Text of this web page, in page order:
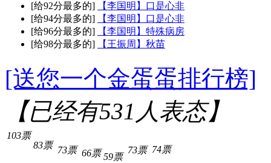
[给92分最多的]
【李国明】口是心非
[给94分最多的]
【李国明】口是心非
[给96分最多的]
【李国明】特殊病房
[给98分最多的]
【王振周】秋苗
[送您一个金蛋蛋排行榜]
【已经有531 人表态】
103票
83票 73票 66票 59票
73票 74票